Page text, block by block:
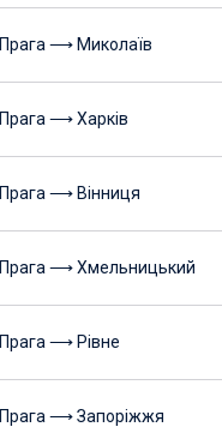
Прага ⟶ Миколаїв
Прага ⟶ Харків
Прага ⟶ Вінниця
Прага ⟶ Хмельницький
Прага ⟶ Рівне
Прага ⟶ Запоріжжя